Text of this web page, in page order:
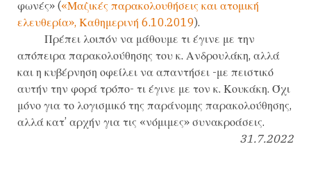
φωνές» («Μαζικές παρακολουθήσεις και ατομική
ελευθερία», Καθημερινή 6.10.2019).
Πρέπει λοιπόν να μάθουμε τι έγινε με την
απόπειρα παρακολούθησης του κ. Ανδρουλάκη, αλλά
και η κυβέρνηση οφείλει να απαντήσει -με πειστικό
αυτήν την φορά τρόπο- τι έγινε με τον κ. Κουκάκη. Όχι
μόνο για το λογισμικό της παράνομης παρακολούθησης,
αλλά κατ’ αρχήν για τις «νόμιμες» συνακροάσεις.
31.7.2022